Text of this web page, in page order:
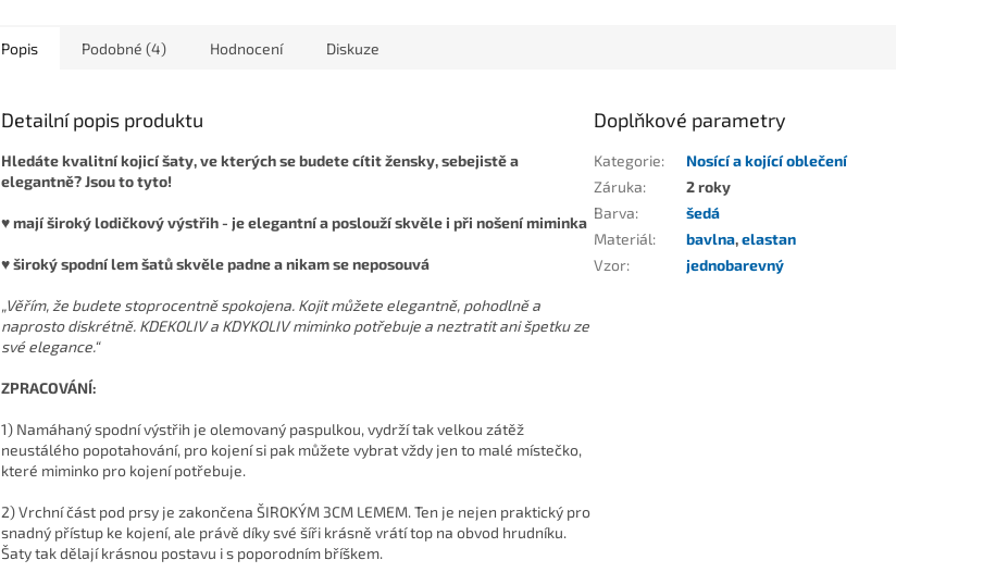
Popis Podobné (4) Hodnocení Diskuze
Detailní popis produktu
Hledáte kvalitní kojicí šaty, ve kterých se budete cítit žensky, sebejistě a
elegantně? Jsou to tyto!
♥ mají široký lodičkový výstřih - je elegantní a poslouží skvěle i při nošení miminka
♥ široký spodní lem šatů skvěle padne a nikam se neposouvá
„Věřím, že budete stoprocentně spokojena. Kojit můžete elegantně, pohodlně a
naprosto diskrétně. KDEKOLIV a KDYKOLIV miminko potřebuje a neztratit ani špetku ze
své elegance.“
ZPRACOVÁNÍ:
1) Namáhaný spodní výstřih je olemovaný paspulkou, vydrží tak velkou zátěž
neustálého popotahování, pro kojení si pak můžete vybrat vždy jen to malé místečko,
které miminko pro kojení potřebuje.
2) Vrchní část pod prsy je zakončena ŠIROKÝM 3CM LEMEM. Ten je nejen praktický pro
snadný přístup ke kojení, ale právě díky své šíři krásně vrátí top na obvod hrudníku.
Šaty tak dělají krásnou postavu i s poporodním bříškem.
Doplňkové parametry
Kategorie:
Nosící a kojící oblečení
Záruka:
2 roky
Barva:
šedá
Materiál: bavlna,elastan
Vzor: jednobarevný